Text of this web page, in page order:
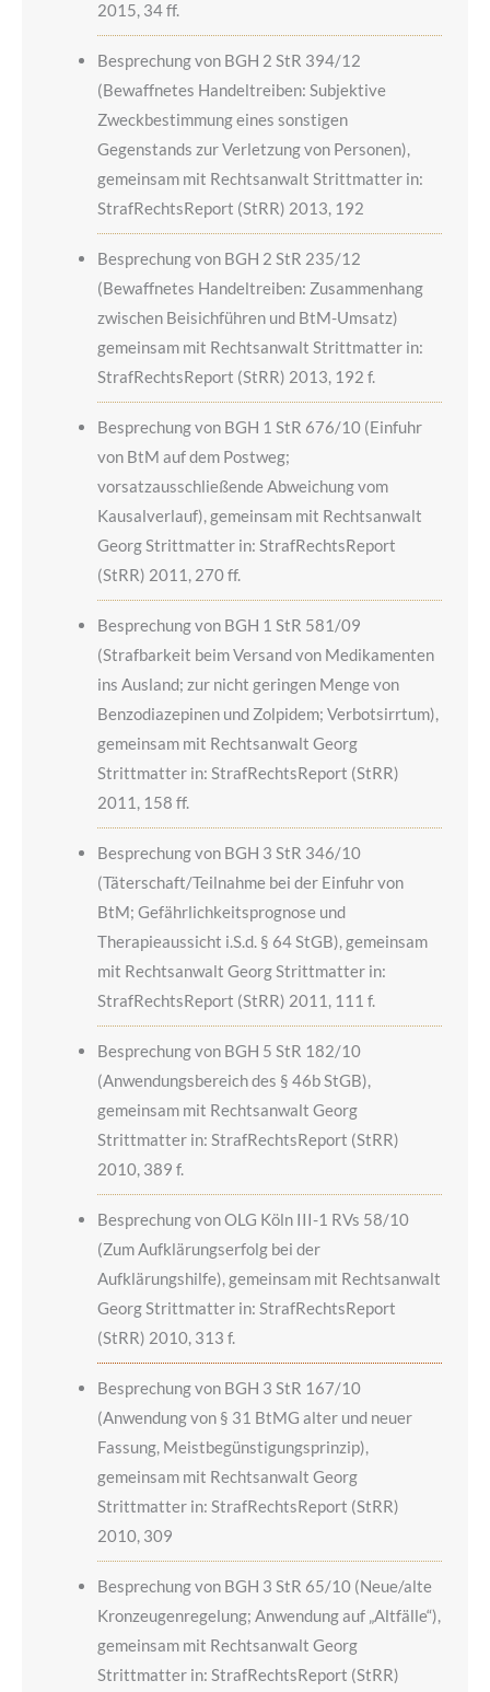
2015, 34 ff.
Besprechung von BGH 2 StR 394/12
(Bewaffnetes Handeltreiben: Subjektive
Zweckbestimmung eines sonstigen
Gegenstands zur Verletzung von Personen),
gemeinsam mit Rechtsanwalt Strittmatter in:
StrafRechtsReport (StRR) 2013, 192
Besprechung von BGH 2 StR 235/12
(Bewaffnetes Handeltreiben: Zusammenhang
zwischen Beisichführen und BtM-Umsatz)
gemeinsam mit Rechtsanwalt Strittmatter in:
StrafRechtsReport (StRR) 2013, 192 f.
Besprechung von BGH 1 StR 676/10 (Einfuhr
von BtM auf dem Postweg;
vorsatzausschließende Abweichung vom
Kausalverlauf), gemeinsam mit Rechtsanwalt
Georg Strittmatter in: StrafRechtsReport
(StRR) 2011, 270 ff.
Besprechung von BGH 1 StR 581/09
(Strafbarkeit beim Versand von Medikamenten
ins Ausland; zur nicht geringen Menge von
Benzodiazepinen und Zolpidem; Verbotsirrtum),
gemeinsam mit Rechtsanwalt Georg
Strittmatter in: StrafRechtsReport (StRR)
2011, 158 ff.
Besprechung von BGH 3 StR 346/10
(Täterschaft/Teilnahme bei der Einfuhr von
BtM; Gefährlichkeitsprognose und
Therapieaussicht i.S.d. § 64 StGB), gemeinsam
mit Rechtsanwalt Georg Strittmatter in:
StrafRechtsReport (StRR) 2011, 111 f.
Besprechung von BGH 5 StR 182/10
(Anwendungsbereich des § 46b StGB),
gemeinsam mit Rechtsanwalt Georg
Strittmatter in: StrafRechtsReport (StRR)
2010, 389 f.
Besprechung von OLG Köln III-1 RVs 58/10
(Zum Aufklärungserfolg bei der
Aufklärungshilfe), gemeinsam mit Rechtsanwalt
Georg Strittmatter in: StrafRechtsReport
(StRR) 2010, 313 f.
Besprechung von BGH 3 StR 167/10
(Anwendung von § 31 BtMG alter und neuer
Fassung, Meistbegünstigungsprinzip),
gemeinsam mit Rechtsanwalt Georg
Strittmatter in: StrafRechtsReport (StRR)
2010, 309
Besprechung von BGH 3 StR 65/10 (Neue/alte
Kronzeugenregelung; Anwendung auf „Altfälle“),
gemeinsam mit Rechtsanwalt Georg
Strittmatter in: StrafRechtsReport (StRR)